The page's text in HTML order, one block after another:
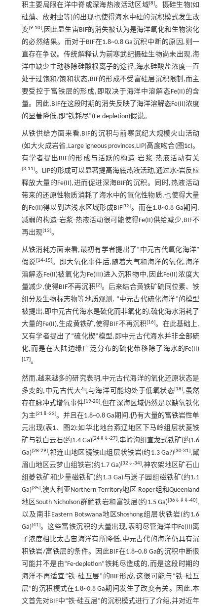
积主要局限在洋中脊或深海热液活动区域[8]。摄硅生物(如
硅藻、放射虫等)的出现也使得海水中硅的沉积模式发生改
变[9-10],因此显生宙BIF的消失被认为是海洋氧化和生物演化
的必然结果。而对于BIF在1.8~0.8 Ga沉积中断的原因,则一
直存在争议。传统解释认为前寒武纪摄硅生物尚未出现,海
洋中缺少主动移除硅酸根离子的途径,海水硅酸盐浓度一直
处于过饱和/饱和状态,BIF的形成不受富硅层沉积限制,而主
要受控于富铁层的形成,即取决于海洋中溶解态Fe(II)的含
量。因此,BIF在这段时期的消失反映了海洋溶解态Fe(II)浓度
的显著降低,即“铁耗尽”(Fe-depletion)假说。
从铁供给方面来看,BIF的沉积与前寒武纪大规模火山活动
(如大火成岩省,Large igneous provinces,LIP)高度吻合(图1c)。
有学者提出BIF的形成与活跃的构造-岩浆-热液活动有关
[3,11]。LIP的形成可以显著提高海底热液活动,通过水-岩反应
释放大量的Fe(II),进而促进深海BIF的沉积。同时,热液活动
带来的还原性物质消耗了海水中的氧化性物质,也使得大量
的Fe(II)得以到达浅水区域形成BIF[12]。而在1.8~0.8 Ga期间,
减弱的构造-岩浆-热液活动很可能使得Fe(II)供给减少,BIF不
再出现[13]。
从铁消耗方面来看,最初有学者提出了“中元古代氧化海洋”
假说[14-15]。即大氧化事件后,随着大气和海洋的氧化,海洋
溶解态Fe(II)被氧化为Fe(III)进入沉积物中,因此Fe(II)浓度大
量减少,使得BIF不再沉积[2]。后来结合黄铁矿硫同位素、铁
组分及生物标志物等地质观测, “中元古代硫化海洋”的模型
被提出,即中元古代海水是硫化而非氧化的,硫化海水消耗了
大量的Fe(II),生成黄铁矿,使得BIF不再沉积[16]。在此基础上,
又有学者提出了“硫化楔”模型,即中元古代海水并非全部硫
化,而是在大陆边缘广泛分布的硫化带移除了海水的Fe(II)
[17]。
然而,越来越多的研究表明,中元古代海洋的氧化还原状态是
多变的,中元古代大气与海洋可能均处于低氧状态[18],虽然
存在脉冲式增氧事件[19-20],但在深海区域仍然是以缺氧铁化
为主[21 ⇓-23]。并且在1.8~0.8 Ga期间,仍有大量的富铁岩性单
元出现(表1、 图2):如华北地台燕辽地区下马岭组层状菱铁
矿与铁白云石(约1.4 Ga)[24⇓ ⇓-27],串岭沟组宣龙式铁矿(约1.6
Ga)[28-29],祁连山地区镜铁山组层状铁岩(约1.3 Ga?)[30-31],黛
眉山地区云梦山组铁岩(约1.7 Ga)[32 ⇓-34],神农架地区矿石山
组菱铁矿和少量磁铁矿(约1.3 Ga)与送子园组磁铁矿(约1.1
Ga)[35],澳大利亚Northern Territory地区 Roper组和Queenland
地区South Nicholson群鲕铁岩和富铁层(约1.5 Ga)[36⇓ ⇓ ⇓-40],
以及南非Eastern Botswana地区Shoshong组层状铁岩(约1.6
Ga)[41]。这些富铁沉积的大量出现,表明尽管海洋中Fe(II)离
子浓度相比太古宙海洋有所降低,中元古代的海洋仍具有沉
积铁岩/富铁层的条件。因此BIF在1.8~0.8 Ga的沉积中断很
可能并不是由“Fe-depletion”铁耗尽造成的,而是这段时期的
海洋不再适宜“铁-硅互层”的BIF形成,这很可能与“铁-硅互
层”的沉积模式在1.8~0.8 Ga期间发生了改变有关。因此,本
文首先对BIF中“铁-硅互层”的沉积模式进行了介绍,并对近年